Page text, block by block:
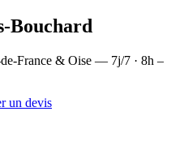
Bouchard
France & Oise — 7j/7 · 8h –
un devis